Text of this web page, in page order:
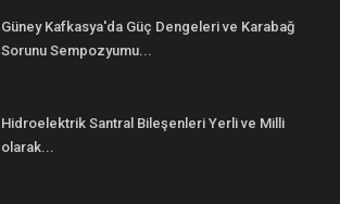
Güney Kafkasya'da Güç Dengeleri ve Karabağ
Sorunu Sempozyumu...
Hidroelektrik Santral Bileşenleri Yerli ve Milli
olarak...